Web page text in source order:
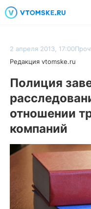
2 апреля 2013, 17:00
Редакция vtomske.ru
Полиция
отношении
компаний